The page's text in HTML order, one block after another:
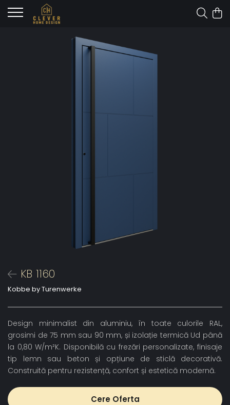
KB 1160
Kobbe by Turenwerke
Design minimalist din aluminiu, în toate culorile RAL,
grosimi de 75 mm sau 90 mm, și izolație termică Ud până
la 0,80 W/m²K. Disponibilă cu frezări personalizate, finisaje
tip lemn sau beton și opțiune de sticlă decorativă.
Construită pentru rezistență, confort și estetică modernă.
Cere Oferta